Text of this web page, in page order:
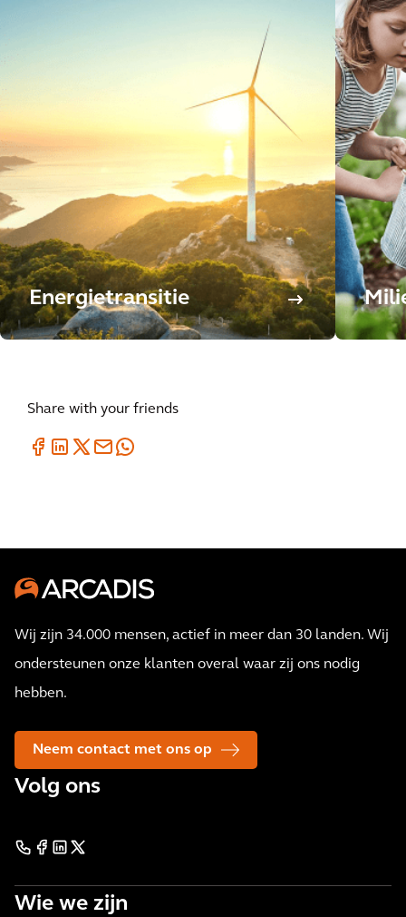
Energietransitie
Share with your friends
Wij zijn 34.000 mensen, actief in meer dan 30 landen. Wij
ondersteunen onze klanten overal waar zij ons nodig
hebben.
Neem contact met ons op
Volg ons
Wie we zijn